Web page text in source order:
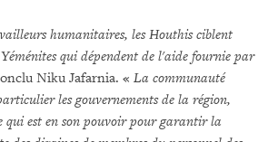
humanitaires, les Houthis ciblent
qui dépendent de l'aide fournie par
Niku Jafarnia. « La communauté
les gouvernements de la région,
qui est en son pouvoir pour garantir la